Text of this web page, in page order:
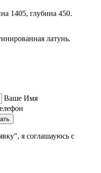
1405, глубина 450.
латунь.
Ваше Имя
я соглашауюсь с